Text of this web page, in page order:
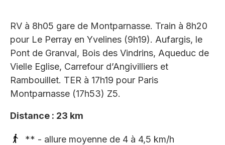
RV à 8h05 gare de Montparnasse. Train à 8h20
pour Le Perray en Yvelines (9h19). Aufargis, le
Pont de Granval, Bois des Vindrins, Aqueduc de
Vielle Eglise, Carrefour d’Angivilliers et
Rambouillet. TER à 17h19 pour Paris
Montparnasse (17h53) Z5.
Distance : 23 km
** - allure moyenne de 4 à 4,5 km/h